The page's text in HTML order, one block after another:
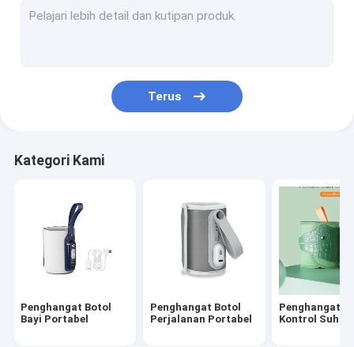
sikat mandi bayi
Sapi Bayi Dan Cangkang
Night And Day Cicifier
Terus
Kategori Kami
Penghangat Botol
Bayi Portabel
Penghangat Botol
Perjalanan Portabel
Penghangat
Kontrol Suhu